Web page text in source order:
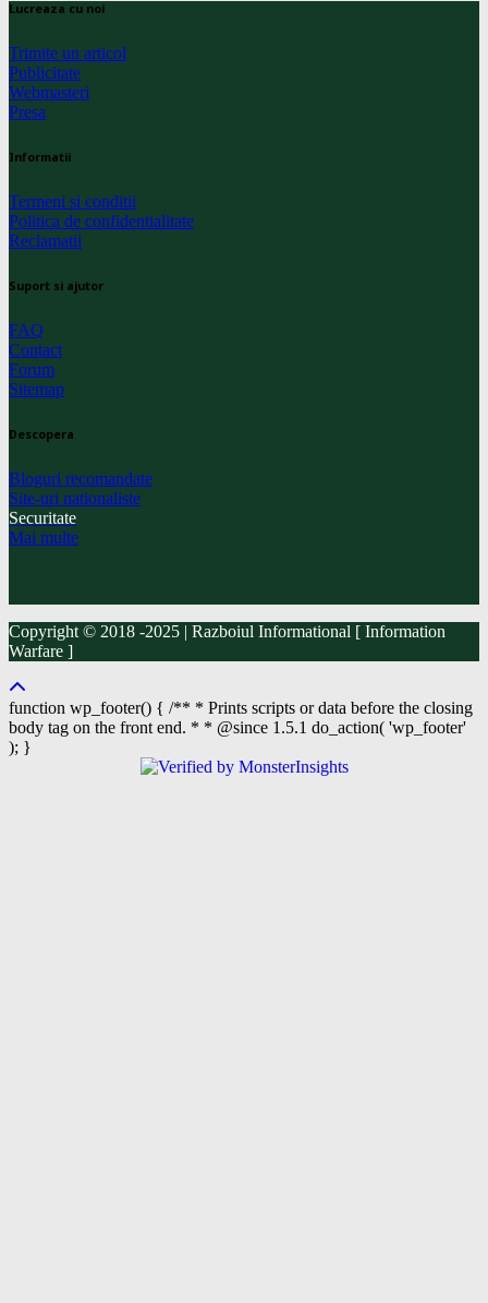
Lucreaza cu noi
Trimite un articol
Publicitate
Webmasteri
Presa
Informatii
Termeni si conditii
Politica de confidentialitate
Reclamatii
Suport si ajutor
FAQ
Contact
Forum
Sitemap
Descopera
Bloguri recomandate
Site-uri nationaliste
Securitate
Mai multe
Copyright © 2018 -2025 | Razboiul Informational [ Information
Warfare ]
function wp_footer() { /** * Prints scripts or data before the closing
body tag on the front end. * * @since 1.5.1 do_action( 'wp_footer'
); }